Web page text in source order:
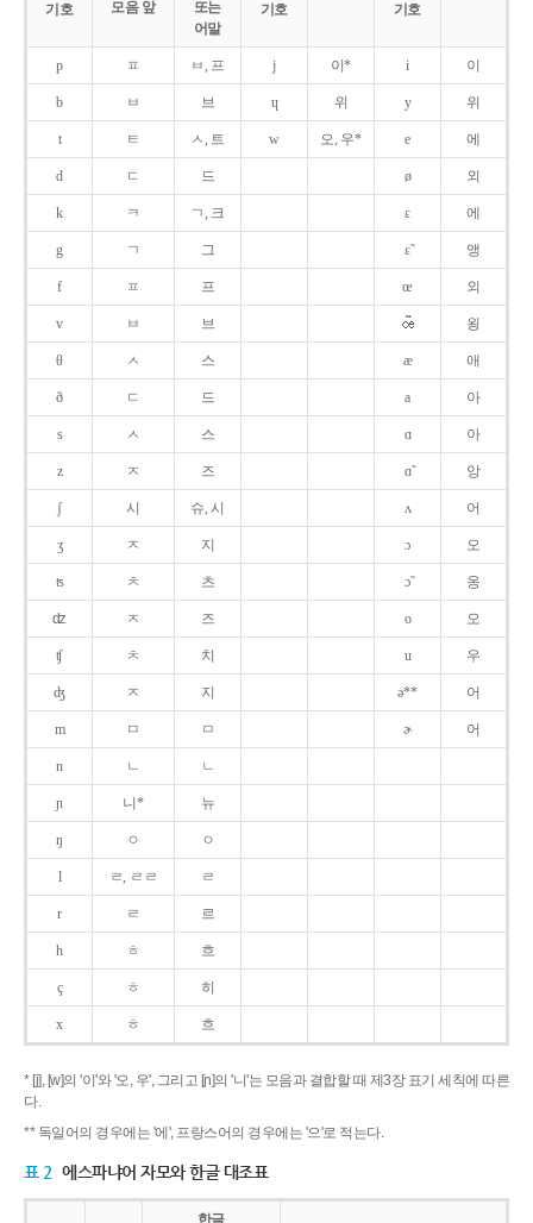
기호
기호
기호
모음 앞
또는
어말
p ㅍ ㅂ, 프 j 이* i 이
b ㅂ 브 ɥ 위 y 위
t ㅌ ㅅ, 트 w 오, 우* e 에
d ㄷ 드 ø 외
k ㅋ ㄱ, 크 ɛ 에
g ㄱ 그 ɛ̃ 앵
f ㅍ 프 œ 외
v ㅂ 브 욍
θ ㅅ 스 æ 애
ð ㄷ 드 a 아
s ㅅ 스 ɑ 아
z ㅈ 즈 ɑ̃ 앙
ʃ 시 슈, 시 ʌ 어
ʒ ㅈ 지 ɔ 오
ʦ ㅊ 츠 ɔ̃ 옹
ʣ ㅈ 즈 o 오
ʧ ㅊ 치 u 우
ʤ ㅈ 지 ə** 어
m ㅁ ㅁ ɚ 어
n ㄴ ㄴ
ɲ 니* 뉴
ŋ ㅇ ㅇ
l ㄹ, ㄹㄹ ㄹ
r ㄹ 르
h ㅎ 흐
ç ㅎ 히
x ㅎ 흐
* [j], [w]의 '이'와 '오, 우', 그리고 [ɲ]의 '니'는 모음과 결합할 때 제3장 표기 세칙에 따른
다.
** 독일어의 경우에는 '에', 프랑스어의 경우에는 '으'로 적는다.
표 2 에스파냐어 자모와 한글 대조표
한글